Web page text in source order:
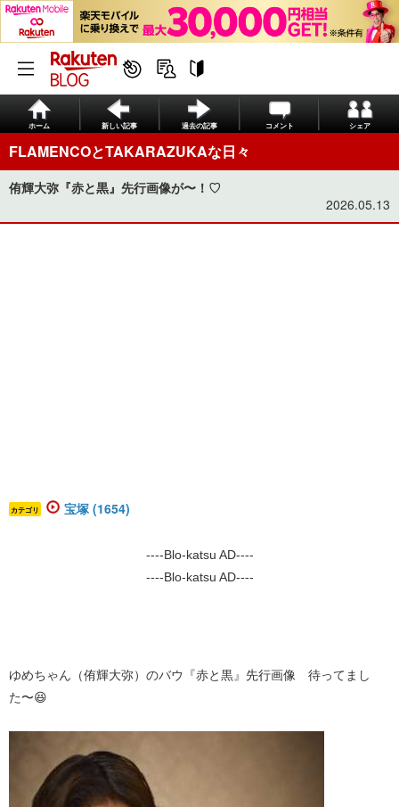
ホーム 新しい記事 過去の記事 コメント シェア
FLAMENCOとTAKARAZUKAな日々
侑輝大弥『赤と黒』先行画像が〜！♡
2026.05.13
カテゴリ 宝塚 (1654)
----Blo-katsu AD----
----Blo-katsu AD----
​ゆめちゃん（侑輝大弥）のバウ『赤と黒』先行画像 待ってまし
た〜😆